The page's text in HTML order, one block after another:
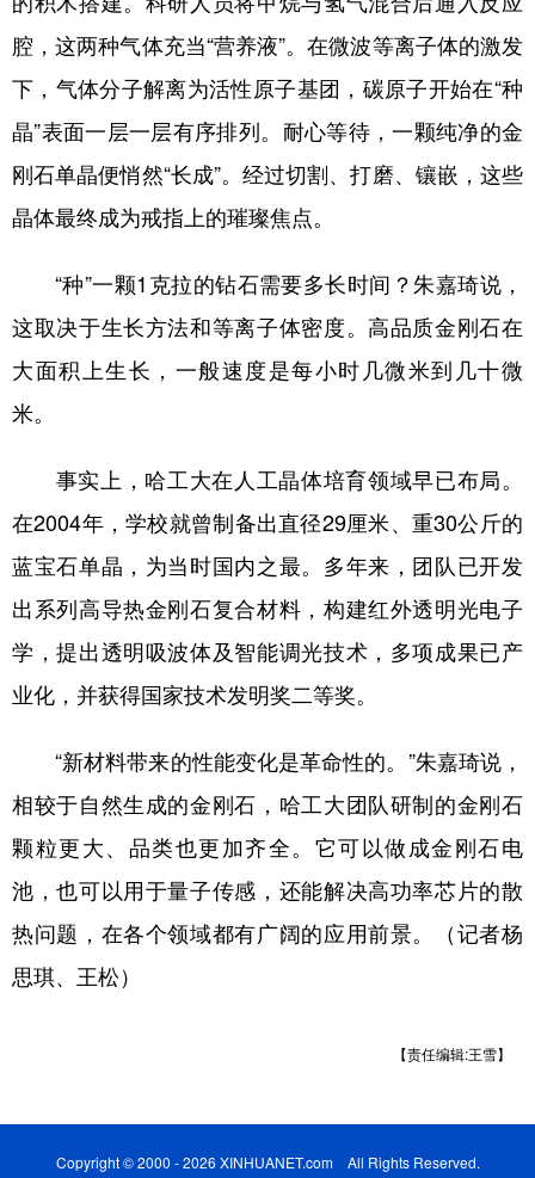
腔，这两种气体充当“营养液”。在微波等离子体的激发
下，气体分子解离为活性原子基团，碳原子开始在“种
晶”表面一层一层有序排列。耐心等待，一颗纯净的金
刚石单晶便悄然“长成”。经过切割、打磨、镶嵌，这些
晶体最终成为戒指上的璀璨焦点。
“种”一颗1克拉的钻石需要多长时间？朱嘉琦说，
这取决于生长方法和等离子体密度。高品质金刚石在
大面积上生长，一般速度是每小时几微米到几十微
米。
事实上，哈工大在人工晶体培育领域早已布局。
在2004年，学校就曾制备出直径29厘米、重30公斤的
蓝宝石单晶，为当时国内之最。多年来，团队已开发
出系列高导热金刚石复合材料，构建红外透明光电子
学，提出透明吸波体及智能调光技术，多项成果已产
业化，并获得国家技术发明奖二等奖。
“新材料带来的性能变化是革命性的。”朱嘉琦说，
相较于自然生成的金刚石，哈工大团队研制的金刚石
颗粒更大、品类也更加齐全。它可以做成金刚石电
池，也可以用于量子传感，还能解决高功率芯片的散
热问题，在各个领域都有广阔的应用前景。（记者杨
思琪、王松）
【责任编辑:王雪】
Copyright © 2000 - 2026 XINHUANET.com All Rights Reserved.